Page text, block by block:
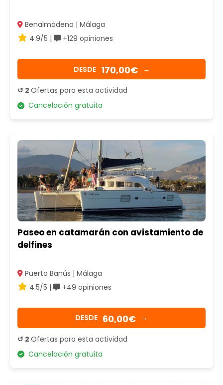
Benalmádena | Málaga
4.9/5 |
+129 opiniones
DESDE 170,00€ →
↺ 2 Ofertas para esta actividad
Cancelación gratuita
Paseo en catamarán con avistamiento de
delfines
Puerto Banús | Málaga
4.5/5 |
+49 opiniones
DESDE 60,00€ →
↺ 2 Ofertas para esta actividad
Cancelación gratuita